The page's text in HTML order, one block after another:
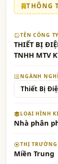
THÔNG
TÊN CÔNG TY
THIẾT BỊ
TNHH MTV
NGÀNH
Thiết Bị
LOẠI HÌNH
Nhà phân
THỊ
Miền Trung